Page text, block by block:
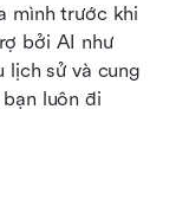
mình trước khi
bởi AI như
lịch sử và cung
luôn đi